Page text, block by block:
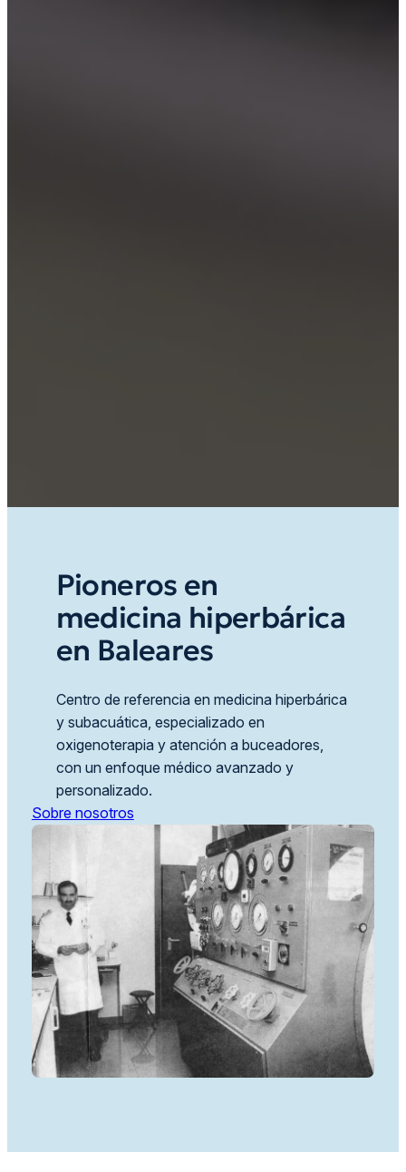
Pioneros en
medicina hiperbárica
en Baleares
Centro de referencia en medicina hiperbárica
y subacuática, especializado en
oxigenoterapia y atención a buceadores,
con un enfoque médico avanzado y
personalizado.
Sobre nosotros